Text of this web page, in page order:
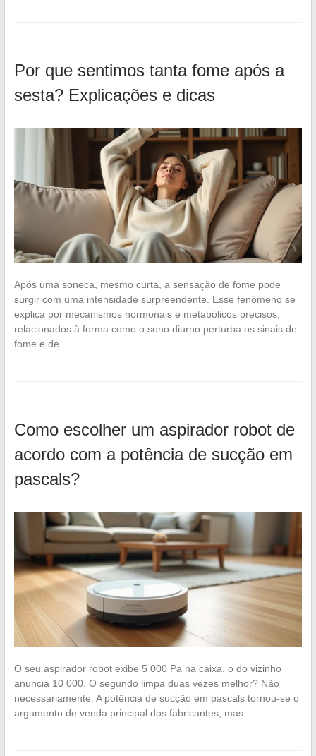
Por que sentimos tanta fome após a
sesta? Explicações e dicas
Após uma soneca, mesmo curta, a sensação de fome pode
surgir com uma intensidade surpreendente. Esse fenômeno se
explica por mecanismos hormonais e metabólicos precisos,
relacionados à forma como o sono diurno perturba os sinais de
fome e de…
Como escolher um aspirador robot de
acordo com a potência de sucção em
pascals?
O seu aspirador robot exibe 5 000 Pa na caixa, o do vizinho
anuncia 10 000. O segundo limpa duas vezes melhor? Não
necessariamente. A potência de sucção em pascals tornou-se o
argumento de venda principal dos fabricantes, mas…